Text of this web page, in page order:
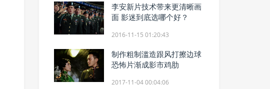
李安新片技术带来更清晰画
面 影迷到底选哪个好？
2016-11-15 01:20:43
制作粗制滥造跟风打擦边球
恐怖片渐成影市鸡肋
2017-11-04 00:04:06